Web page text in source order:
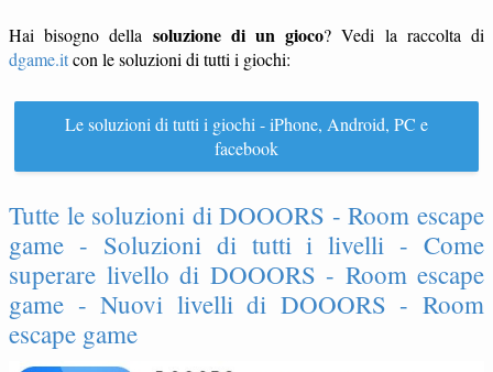
Hai bisogno della soluzione di un gioco? Vedi la raccolta di
dgame.itcon le soluzioni di tutti i giochi:
Le soluzioni di tutti i giochi - iPhone, Android, PC e
facebook
Tutte le soluzioni di DOOORS - Room escape
game - Soluzioni di tutti i livelli - Come
superare livello di DOOORS - Room escape
game - Nuovi livelli di DOOORS - Room
escape game